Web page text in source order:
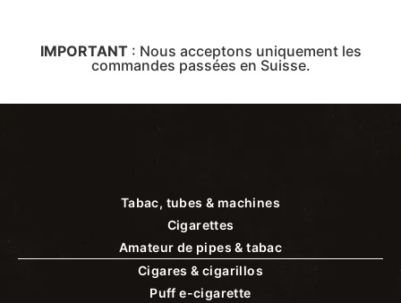
IMPORTANT : Nous acceptons uniquement les
commandes passées en Suisse.
Tabac, tubes & machines
Cigarettes
Amateur de pipes & tabac
Cigares & cigarillos
Puff e-cigarette